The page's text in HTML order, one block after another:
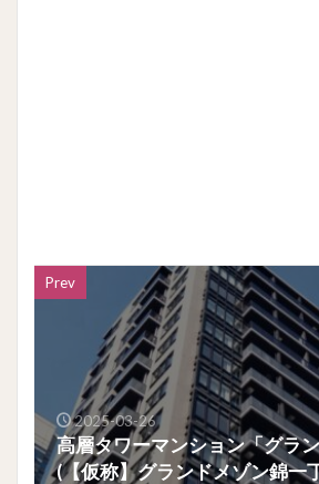
Prev
2025-03-26
高層タワーマンション「グラ
(【仮称】グランドメゾン錦一